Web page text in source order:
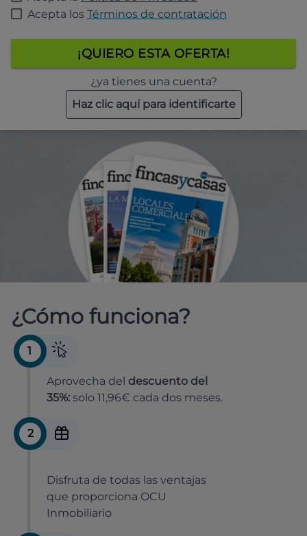
Acepta los Términos de contratación
¡QUIERO ESTA OFERTA!
¿ya tienes una cuenta?
Haz clic aquí para identificarte
¿Cómo funciona?
1
Aprovecha del descuento del
35%: solo 11,96€ cada dos meses.
2
Disfruta de todas las ventajas
que proporciona OCU
Inmobiliario